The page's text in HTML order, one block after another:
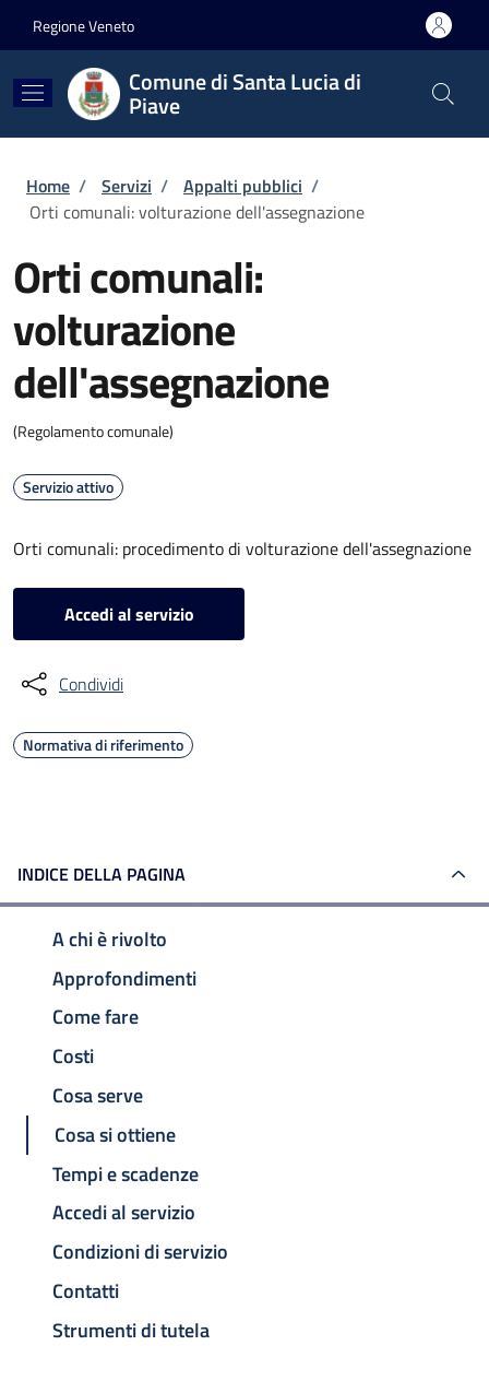
Regione Veneto
Comune di Santa Lucia di
Piave
Briciole di pane
Home / Servizi / Appalti pubblici /
Orti comunali: volturazione dell'assegnazione
Orti comunali:
volturazione
dell'assegnazione
(Regolamento comunale)
Servizio attivo
Orti comunali: procedimento di volturazione dell'assegnazione
Accedi al servizio
Condividi
Normativa di riferimento
INDICE DELLA PAGINA
A chi è rivolto
Approfondimenti
Come fare
Costi
Cosa serve
Cosa si ottiene
Tempi e scadenze
Accedi al servizio
Condizioni di servizio
Contatti
Strumenti di tutela